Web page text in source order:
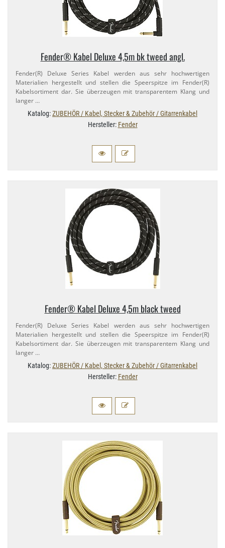
Fender® Kabel Deluxe 4,​5m bk tweed angl.
Fender(R) Deluxe Series Kabel werden aus sehr hochwertigen
Materialien hergestellt und stellen die Speerspitze im Fender(R)
Kabelsortiment dar. Sie überzeugen mit transparentem Klang und
langer …
Katalog:ZUBEHÖR / Kabel, Stecker & Zubehör / Gitarrenkabel
Hersteller: Fender
Fender® Kabel Deluxe 4,​5m black tweed
Fender(R) Deluxe Series Kabel werden aus sehr hochwertigen
Materialien hergestellt und stellen die Speerspitze im Fender(R)
Kabelsortiment dar. Sie überzeugen mit transparentem Klang und
langer …
Katalog:ZUBEHÖR / Kabel, Stecker & Zubehör / Gitarrenkabel
Hersteller: Fender